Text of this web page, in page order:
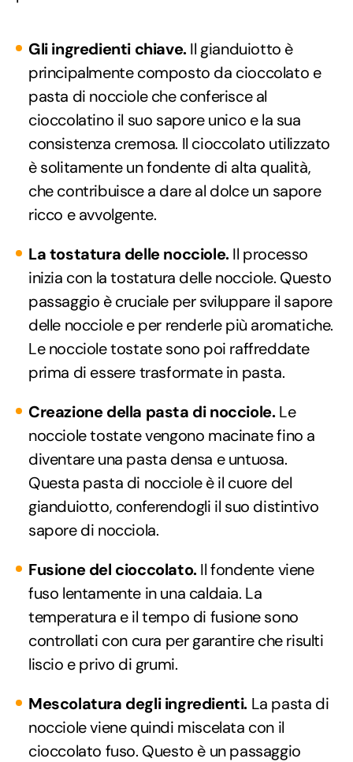
Gli ingredienti chiave.Il gianduiotto è
principalmente composto da cioccolato e
pasta di nocciole che conferisce al
cioccolatino il suo sapore unico e la sua
consistenza cremosa. Il cioccolato utilizzato
è solitamente un fondente di alta qualità,
che contribuisce a dare al dolce un sapore
ricco e avvolgente.
La tostatura delle nocciole.Il processo
inizia con la tostatura delle nocciole. Questo
passaggio è cruciale per sviluppare il sapore
delle nocciole e per renderle più aromatiche.
Le nocciole tostate sono poi raffreddate
prima di essere trasformate in pasta.
Creazione della pasta di nocciole.Le
nocciole tostate vengono macinate fino a
diventare una pasta densa e untuosa.
Questa pasta di nocciole è il cuore del
gianduiotto, conferendogli il suo distintivo
sapore di nocciola.
Fusione del cioccolato.Il fondente viene
fuso lentamente in una caldaia. La
temperatura e il tempo di fusione sono
controllati con cura per garantire che risulti
liscio e privo di grumi.
Mescolatura degli ingredienti. La pasta di
nocciole viene quindi miscelata con il
cioccolato fuso. Questo è un passaggio